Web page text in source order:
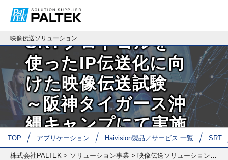
映像伝送ソリューション
TOP アプリケーション Haivision製品／サービス 一覧 SRT
株式会社PALTEK > ソリューション事業 > 映像伝送ソリューション
導入事例
SRTプロトコルを
使ったIP伝送化に向
けた映像伝送試験
～阪神タイガース沖
縄キャンプにて実施
～